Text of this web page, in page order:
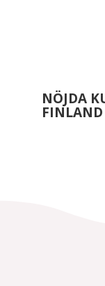
NÖJDA
FINLAND